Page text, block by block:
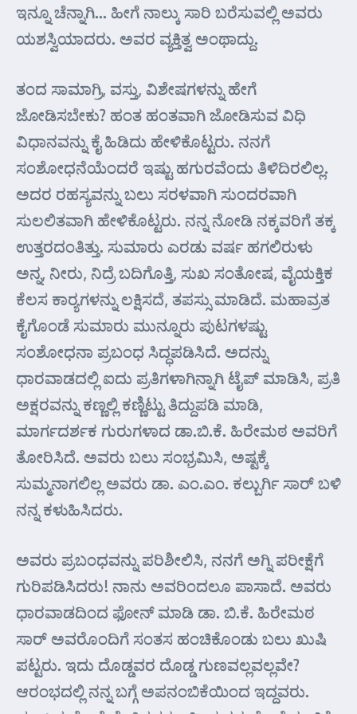
ಇನ್ನೂ ಚೆನ್ನಾಗಿ… ಹೀಗೆ ನಾಲ್ಕು ಸಾರಿ ಬರೆಸುವಲ್ಲಿ ಅವರು
ಯಶಸ್ವಿಯಾದರು. ಅವರ ವ್ಯಕ್ತಿತ್ವ ಅಂಥಾದ್ದು.
ತಂದ ಸಾಮಾಗ್ರಿ, ವಸ್ತು, ವಿಶೇಷಗಳನ್ನು ಹೇಗೆ
ಜೋಡಿಸಬೇಕು? ಹಂತ ಹಂತವಾಗಿ ಜೋಡಿಸುವ ವಿಧಿ
ವಿಧಾನವನ್ನು ಕೈ ಹಿಡಿದು ಹೇಳಿಕೊಟ್ಟರು. ನನಗೆ
ಸಂಶೋಧನೆಯೆಂದರೆ ಇಷ್ಟು ಹಗುರವೆಂದು ತಿಳಿದಿರಲಿಲ್ಲ.
ಅದರ ರಹಸ್ಯವನ್ನು ಬಲು ಸರಳವಾಗಿ ಸುಂದರವಾಗಿ
ಸುಲಲಿತವಾಗಿ ಹೇಳಿಕೊಟ್ಟರು. ನನ್ನ ನೋಡಿ ನಕ್ಕವರಿಗೆ ತಕ್ಕ
ಉತ್ತರದಂತಿತ್ತು. ಸುಮಾರು ಎರಡು ವರ್ಷ ಹಗಲಿರುಳು
ಅನ್ನ, ನೀರು, ನಿದ್ರೆ ಬದಿಗೊತ್ತಿ, ಸುಖ ಸಂತೋಷ, ವೈಯಕ್ತಿಕ
ಕೆಲಸ ಕಾರ್‍ಯಗಳನ್ನು ಲಕ್ಷಿಸದೆ, ತಪಸ್ಸು ಮಾಡಿದೆ. ಮಹಾವ್ರತ
ಕೈಗೊಂಡೆ ಸುಮಾರು ಮುನ್ನೂರು ಪುಟಗಳಷ್ಟು
ಸಂಶೋಧನಾ ಪ್ರಬಂಧ ಸಿದ್ಧಪಡಿಸಿದೆ. ಅದನ್ನು
ಧಾರವಾಡದಲ್ಲಿ ಐದು ಪ್ರತಿಗಳಾಗಿನ್ನಾಗಿ ಟೈಪ್ ಮಾಡಿಸಿ, ಪ್ರತಿ
ಅಕ್ಷರವನ್ನು ಕಣ್ಣಲ್ಲಿ ಕಣ್ಣಿಟ್ಟು ತಿದ್ದುಪಡಿ ಮಾಡಿ,
ಮಾರ್ಗದರ್ಶಕ ಗುರುಗಳಾದ ಡಾ.ಬಿ.ಕೆ. ಹಿರೇಮಠ ಅವರಿಗೆ
ತೋರಿಸಿದೆ. ಅವರು ಬಲು ಸಂಭ್ರಮಿಸಿ, ಅಷ್ಟಕ್ಕೆ
ಸುಮ್ಮನಾಗಲಿಲ್ಲ ಅವರು ಡಾ. ಎಂ.ಎಂ. ಕಲ್ಬುರ್ಗಿ ಸಾರ್ ಬಳಿ
ನನ್ನ ಕಳುಹಿಸಿದರು.
ಅವರು ಪ್ರಬಂಧವನ್ನು ಪರಿಶೀಲಿಸಿ, ನನಗೆ ಅಗ್ನಿ ಪರೀಕ್ಷೆಗೆ
ಗುರಿಪಡಿಸಿದರು! ನಾನು ಅವರಿಂದಲೂ ಪಾಸಾದೆ. ಅವರು
ಧಾರವಾಡದಿಂದ ಫೋನ್ ಮಾಡಿ ಡಾ. ಬಿ.ಕೆ. ಹಿರೇಮಠ
ಸಾರ್ ಅವರೊಂದಿಗೆ ಸಂತಸ ಹಂಚಿಕೊಂಡು ಬಲು ಖುಷಿ
ಪಟ್ಟರು. ಇದು ದೊಡ್ಡವರ ದೊಡ್ಡ ಗುಣವಲ್ಲವಲ್ಲವೇ?
ಆರಂಭದಲ್ಲಿ ನನ್ನ ಬಗ್ಗೆ ಅಪನಂಬಿಕೆಯಿಂದ ಇದ್ದವರು.